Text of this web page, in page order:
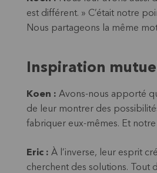
est différent. » C’était notre
Nous partageons la même
Inspiration
Koen : Avons-nous apporté
de leur montrer des
fabriquer eux-mêmes. Et
Eric : À l’inverse, leur esprit
cherchent des solutions. Tout